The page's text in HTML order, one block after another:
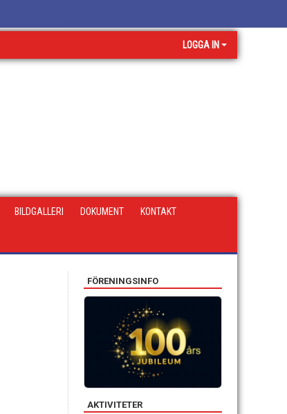
LOGGA IN
BILDGALLERI DOKUMENT KONTAKT
FÖRENINGSINFO
AKTIVITETER